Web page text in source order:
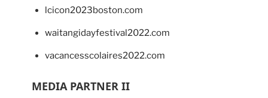
lcicon2023boston.com
waitangidayfestival2022.com
vacancesscolaires2022.com
MEDIA PARTNER II